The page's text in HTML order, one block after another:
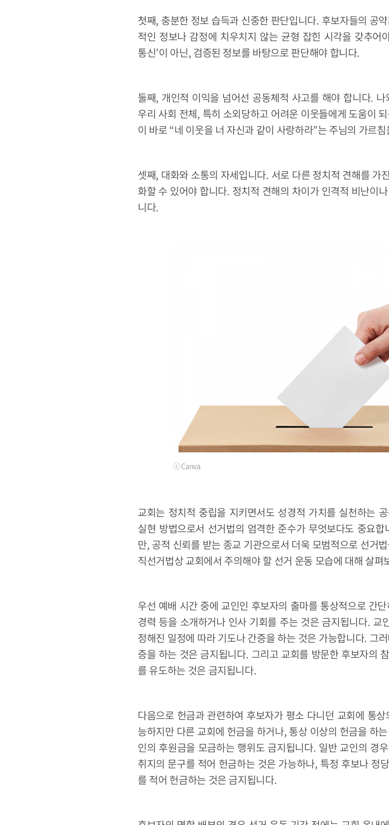
첫째, 충분한 정보 습득과 신중한 판단입니다. 후보자들의 공
적인 정보나 감정에 치우치지 않는 균형 잡힌 시각을 갖추어
통신’이 아닌, 검증된 정보를 바탕으로 판단해야 합니다.
둘째, 개인적 이익을 넘어선 공동체적 사고를 해야 합니다.
우리 사회 전체, 특히 소외당하고 어려운 이웃들에게 도움이
이 바로 “네 이웃을 너 자신과 같이 사랑하라”는 주님의 가르
셋째, 대화와 소통의 자세입니다. 서로 다른 정치적 견해를 가
화할 수 있어야 합니다. 정치적 견해의 차이가 인격적 비난이
니다.
ⓒ Canva
교회는 정치적 중립을 지키면서도 성경적 가치를 실천하는
실현 방법으로서 선거법의 엄격한 준수가 무엇보다도 중요
만, 공적 신뢰를 받는 종교 기관으로서 더욱 모범적으로 선거
직선거법상 교회에서 주의해야 할 선거 운동 모습에 대해 살펴
우선 예배 시간 중에 교인인 후보자의 출마를 통상적으로 간
경력 등을 소개하거나 인사 기회를 주는 것은 금지됩니다. 교
정해진 일정에 따라 기도나 간증을 하는 것은 가능합니다. 그
증을 하는 것은 금지됩니다. 그리고 교회를 방문한 후보자의
를 유도하는 것은 금지됩니다.
다음으로 헌금과 관련하여 후보자가 평소 다니던 교회에 통
능하지만 다른 교회에 헌금을 하거나, 통상 이상의 헌금을 하
인의 후원금을 모금하는 행위도 금지됩니다. 일반 교인의 경
취지의 문구를 적어 헌금하는 것은 가능하나, 특정 후보나 정
를 적어 헌금하는 것은 금지됩니다.